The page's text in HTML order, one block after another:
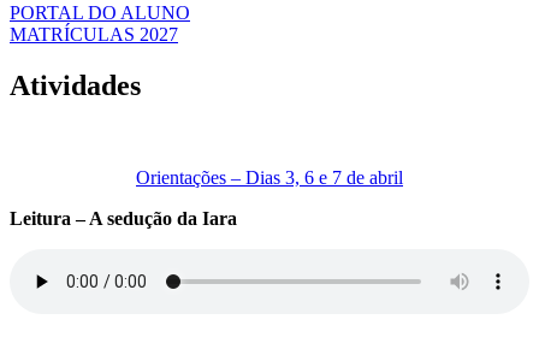
PORTAL DO ALUNO
MATRÍCULAS 2027
Atividades
Orientações – Dias 3, 6 e 7 de abril
Leitura – A sedução da Iara